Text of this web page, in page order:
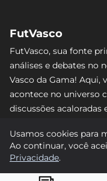
FutVasco
FutVasco, sua fonte
análises e debates no
Vasco da Gama!
acontece no universo
discussões
nenhum lance e
rumo às vitórias!
Usamos cookies para
Ao continuar, você
Privacidade.